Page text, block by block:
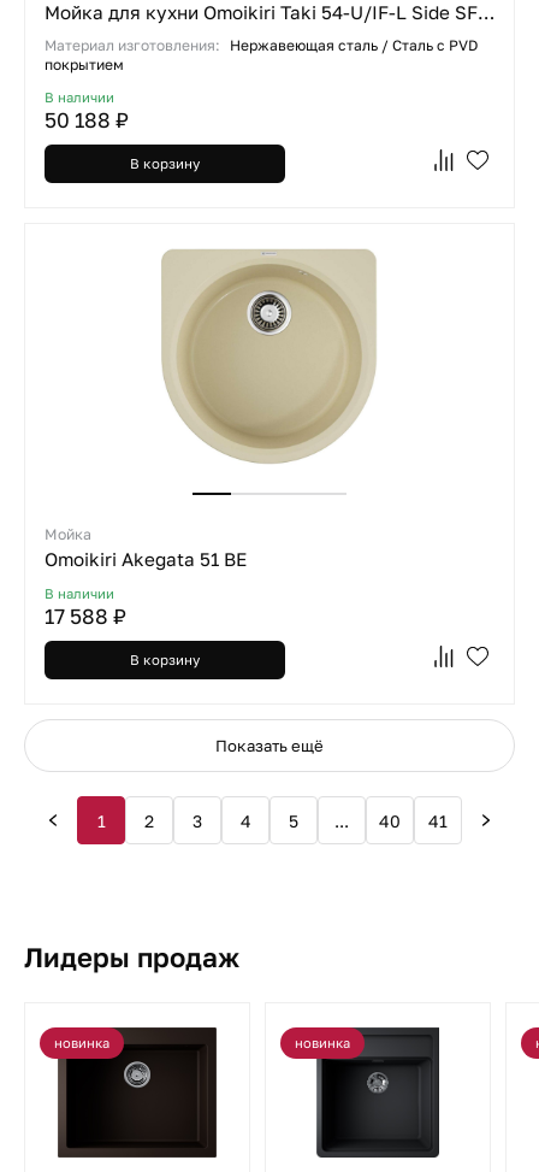
Мойка для кухни Omoikiri Taki 54-U/IF-L Side SF IN нерж. сталь
Материал изготовления:
Нержавеющая сталь / Сталь с PVD
покрытием
В наличии
50 188 ₽
В корзину
Мойка
Omoikiri Akegata 51 BE
В наличии
17 588 ₽
В корзину
Показать ещё
1 2 3 4 5 ... 40 41
Лидеры продаж
новинка новинка